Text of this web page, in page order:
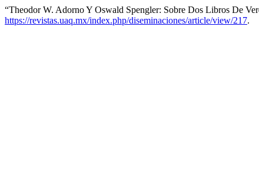
“Theodor W. Adorno Y Oswald Spengler: Sobre Dos Libros De
https://revistas.uaq.mx/index.php/diseminaciones/article/view/217.